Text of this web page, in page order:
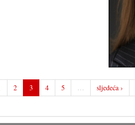
2 3 4 5 … sljedeća ›